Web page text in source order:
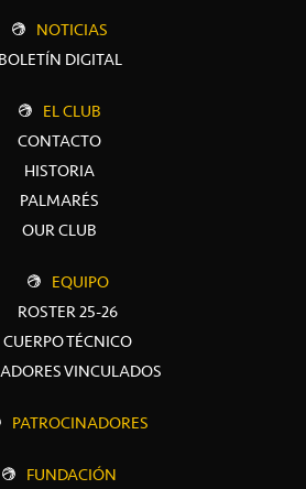
NOTICIAS
BOLETÍN DIGITAL
EL CLUB
CONTACTO
HISTORIA
PALMARÉS
OUR CLUB
EQUIPO
ROSTER 25-26
CUERPO TÉCNICO
VINCULADOS
PATROCINADORES
FUNDACIÓN